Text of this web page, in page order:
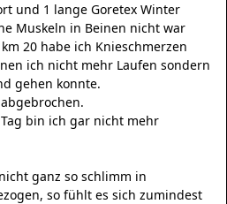
und 1 lange Goretex Winter
Muskeln in Beinen nicht war
20 habe ich Knieschmerzen
ich nicht mehr Laufen sondern
gehen konnte.
bin ich gar nicht mehr
ganz so schlimm in
so fühlt es sich zumindest